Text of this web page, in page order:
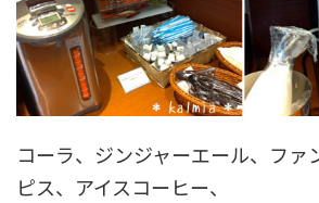
コーラ、ジンジャーエール、ファ
ピス、アイスコーヒー、